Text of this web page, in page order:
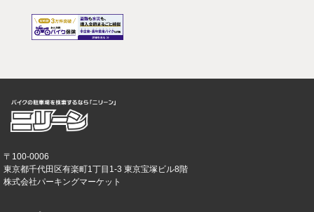
〒100-0006
東京都千代田区有楽町1丁目1-3 東京宝塚ビル8階
株式会社パーキングマーケット